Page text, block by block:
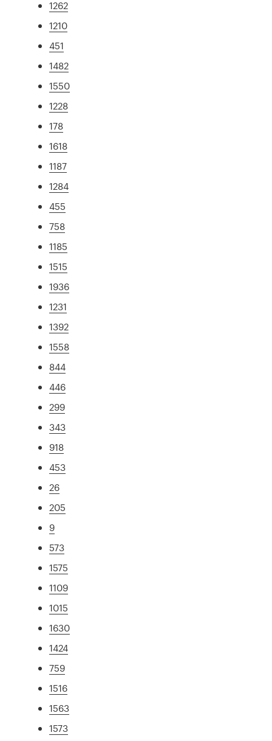
1262
1210
451
1482
1550
1228
178
1618
1187
1284
455
758
1185
1515
1936
1231
1392
1558
844
446
299
343
918
453
26
205
9
573
1575
1109
1015
1630
1424
759
1516
1563
1573